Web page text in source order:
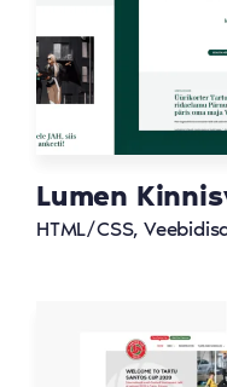
Lumen
HTML/CSS,